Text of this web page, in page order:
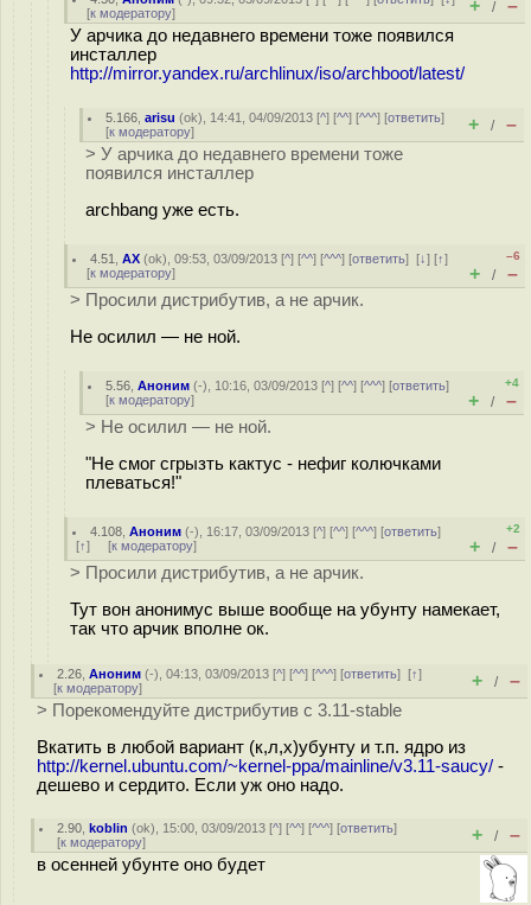
[к модератору] + / –
У арчика до недавнего времени тоже появился
инсталлер
http://mirror.yandex.ru/archlinux/iso/archboot/latest/
5.166 ,arisu (ok), 14:41, 04/09/2013 [^] [^^] [^^^] [ответить]
[к модератору] + / –
> У арчика до недавнего времени тоже
появился инсталлер
archbang уже есть.
4.51 ,AX (ok), 09:53, 03/09/2013 [^] [^^] [^^^] [ответить][↓] [↑]
[к модератору]
–6
+ / –
> Просили дистрибутив, а не арчик.
Не осилил — не ной.
5.56 ,Аноним (-), 10:16, 03/09/2013 [^] [^^] [^^^] [ответить]
[к модератору]
+4
+ / –
> Не осилил — не ной.
"Не смог сгрызть кактус - нефиг колючками
плеваться!"
4.108 ,Аноним (-), 16:17, 03/09/2013 [^] [^^] [^^^] [ответить]
[↑] [к модератору]
+2
+ / –
> Просили дистрибутив, а не арчик.
Тут вон анонимус выше вообще на убунту намекает,
так что арчик вполне ок.
2.26 ,Аноним (-), 04:13, 03/09/2013 [^] [^^] [^^^] [ответить][↑]
[к модератору] + / –
> Порекомендуйте дистрибутив с 3.11-stable
Вкатить в любой вариант (к,л,х)убунту и т.п. ядро из
http://kernel.ubuntu.com/~kernel-ppa/mainline/v3.11-saucy/ -
дешево и сердито. Если уж оно надо.
2.90 ,koblin (ok), 15:00, 03/09/2013 [^] [^^] [^^^] [ответить]
[к модератору] + / –
в осенней убунте оно будет